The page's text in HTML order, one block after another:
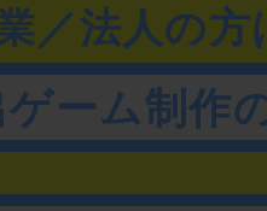
／法人の方
ゲーム制作